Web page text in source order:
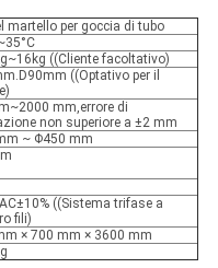
martello per goccia di tubo
((Cliente facoltativo)
((Optativo per il
mm,errore di
non superiore a ±2 mm
~ Φ450 mm
((Sistema trifase a
fili)
× 700 mm × 3600 mm